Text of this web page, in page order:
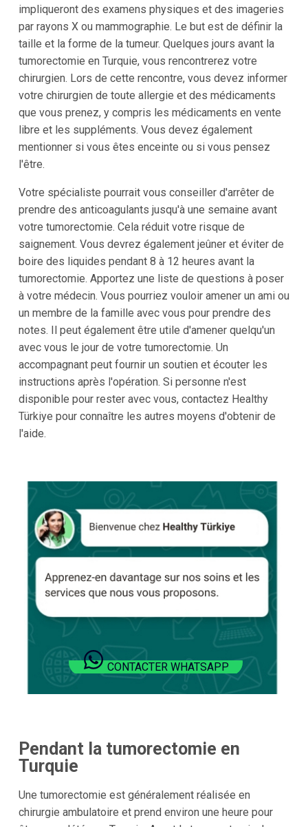
impliqueront des examens physiques et des imageries
par rayons X ou mammographie. Le but est de définir la
taille et la forme de la tumeur. Quelques jours avant la
tumorectomie en Turquie, vous rencontrerez votre
chirurgien. Lors de cette rencontre, vous devez informer
votre chirurgien de toute allergie et des médicaments
que vous prenez, y compris les médicaments en vente
libre et les suppléments. Vous devez également
mentionner si vous êtes enceinte ou si vous pensez
l'être.
Votre spécialiste pourrait vous conseiller d'arrêter de
prendre des anticoagulants jusqu'à une semaine avant
votre tumorectomie. Cela réduit votre risque de
saignement. Vous devrez également jeûner et éviter de
boire des liquides pendant 8 à 12 heures avant la
tumorectomie. Apportez une liste de questions à poser
à votre médecin. Vous pourriez vouloir amener un ami ou
un membre de la famille avec vous pour prendre des
notes. Il peut également être utile d'amener quelqu'un
avec vous le jour de votre tumorectomie. Un
accompagnant peut fournir un soutien et écouter les
instructions après l'opération. Si personne n'est
disponible pour rester avec vous, contactez Healthy
Türkiye pour connaître les autres moyens d'obtenir de
l'aide.
CONTACTER WHATSAPP
Pendant la tumorectomie en
Turquie
Une tumorectomie est généralement réalisée en
chirurgie ambulatoire et prend environ une heure pour